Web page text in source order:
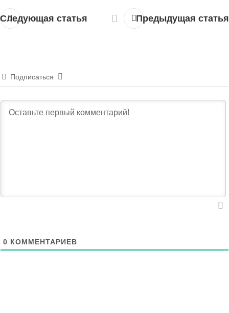
Следующая статья Предыдущая статья
Подписаться
0 КОММЕНТАРИЕВ